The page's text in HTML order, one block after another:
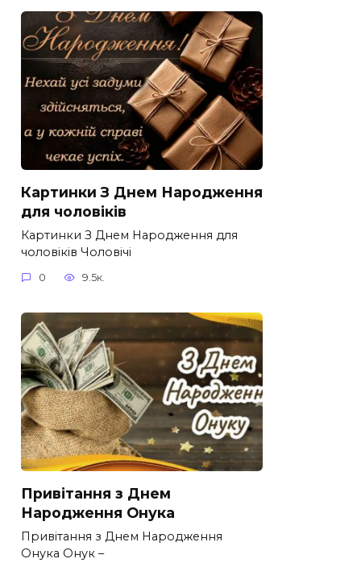
Картинки З Днем Народження
для чоловіків​
Картинки З Днем Народження для
чоловіків​ Чоловічі
0 9.5к.
Привітання з Днем
Народження Онука
Привітання з Днем Народження
Онука Онук –